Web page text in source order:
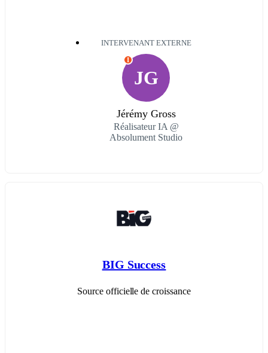
INTERVENANT EXTERNE
JG
I
Jérémy Gross
Réalisateur IA @
Absolument Studio
BIG Success
Source officielle de croissance